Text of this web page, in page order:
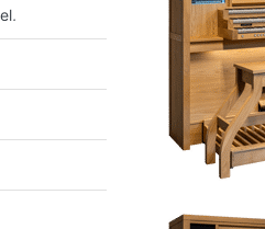
kleine
kleine